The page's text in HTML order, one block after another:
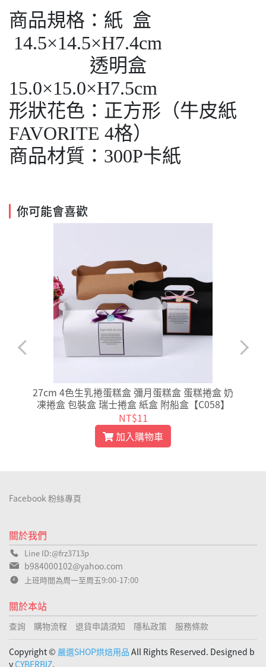
商品規格：紙 盒
14.5×14.5×H7.4cm
透明盒
15.0×15.0×H7.5cm
形狀花色：正方形（牛皮紙
FAVORITE 4格）
商品材質：300P卡紙
你可能會喜歡
27cm 4色生乳捲蛋糕盒 彌月蛋糕盒 蛋糕捲盒 奶
凍捲盒 包裝盒 瑞士捲盒 紙盒 附船盒【C058】
NT$11
加入購物車
關於我們
Line ID:@frz3713p
b984000102@yahoo.com
上班時間為周一至周五9:00-17:00
關於本站
查詢 購物流程 退貨申請須知 隱私政策 服務條款
Facebook 粉絲專頁
Copyright © 嚴選SHOP烘焙用品 All Rights Reserved. Designed b
yCYBERBIZ.